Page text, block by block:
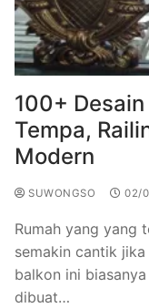
Railing Tangga
Railing Balkon
Kursi Taman
Ornamen Besi
Ranjang Besi
Pengecoran
Alat Fitness
Gallery
Gallery Kursi
Gallery Railing
Gallery
Articles
Projects
Contact Us
100+
Tempa,
Modern
SUWONGSO 02/
Rumah yang yang
semakin cantik
balkon ini
dibuat…